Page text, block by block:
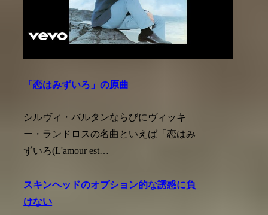
「恋はみずいろ」の原曲
シルヴィ・バルタンならびにヴィッキ
ー・ランドロスの名曲といえば「恋はみ
ずいろ(L'amour est…
スキンヘッドのオプション的な誘惑に負
けない